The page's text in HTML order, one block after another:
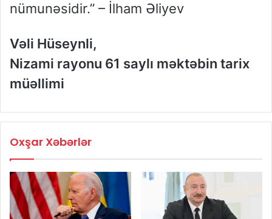
nümunəsidir.” – İlham Əliyev
Vəli Hüseynli,
Nizami rayonu 61 saylı məktəbin tarix
müəllimi
Oxşar Xəbərlər